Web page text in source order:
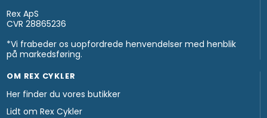
Rex ApS
CVR 28865236
*Vi frabeder os uopfordrede henvendelser med henblik
på markedsføring.
OM REX CYKLER
Her finder du vores butikker
Lidt om Rex Cykler